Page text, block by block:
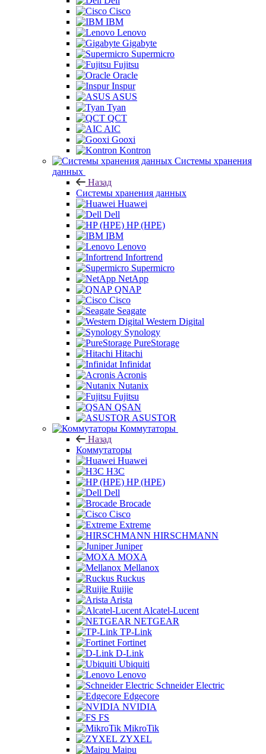
Cisco
IBM
Lenovo
Gigabyte
Supermicro
Fujitsu
Oracle
Inspur
ASUS
Tyan
QCT
AIC
Gooxi
Kontron
Системы хранения
данных
Назад
Системы хранения данных
Huawei
Dell
HP (HPE)
IBM
Lenovo
Infortrend
Supermicro
NetApp
QNAP
Cisco
Seagate
Western Digital
Synology
PureStorage
Hitachi
Infinidat
Acronis
Nutanix
Fujitsu
QSAN
ASUSTOR
Коммутаторы
Назад
Коммутаторы
Huawei
H3C
HP (HPE)
Dell
Brocade
Cisco
Extreme
HIRSCHMANN
Juniper
MOXA
Mellanox
Ruckus
Ruijie
Arista
Alcatel-Lucent
NETGEAR
TP-Link
Fortinet
D-Link
Ubiquiti
Lenovo
Schneider Electric
Edgecore
NVIDIA
FS
MikroTik
ZYXEL
Maipu